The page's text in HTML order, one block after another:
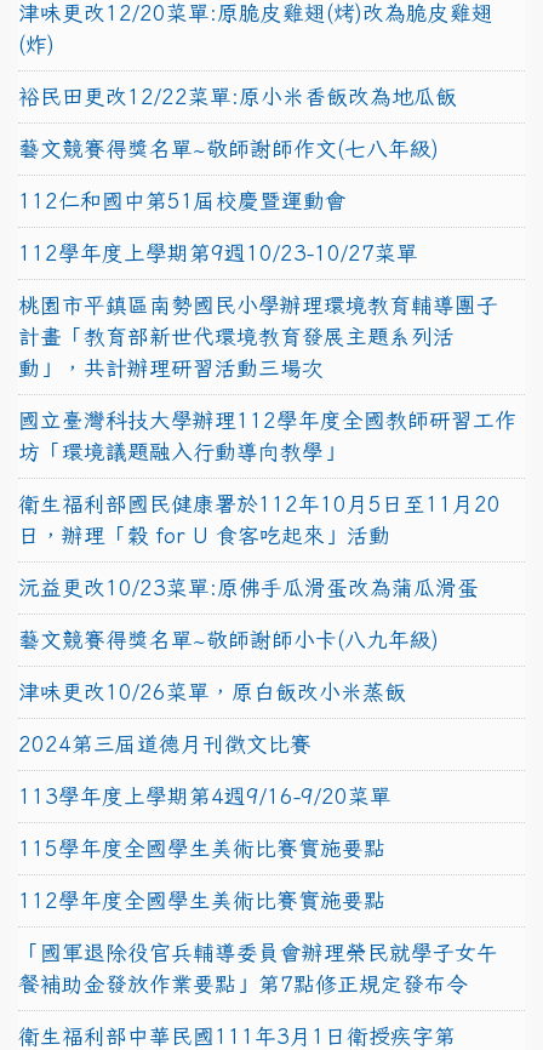
津味更改12/20菜單:原脆皮雞翅(烤)改為脆皮雞翅
(炸)
裕民田更改12/22菜單:原小米香飯改為地瓜飯
藝文競賽得獎名單~敬師謝師作文(七八年級)
112仁和國中第51屆校慶暨運動會
112學年度上學期第9週10/23-10/27菜單
桃園市平鎮區南勢國民小學辦理環境教育輔導團子
計畫「教育部新世代環境教育發展主題系列活
動」，共計辦理研習活動三場次
國立臺灣科技大學辦理112學年度全國教師研習工作
坊「環境議題融入行動導向教學」
衛生福利部國民健康署於112年10月5日至11月20
日，辦理「穀 for U 食客吃起來」活動
沅益更改10/23菜單:原佛手瓜滑蛋改為蒲瓜滑蛋
藝文競賽得獎名單~敬師謝師小卡(八九年級)
津味更改10/26菜單，原白飯改小米蒸飯
2024第三屆道德月刊徵文比賽
113學年度上學期第4週9/16-9/20菜單
115學年度全國學生美術比賽實施要點
112學年度全國學生美術比賽實施要點
「國軍退除役官兵輔導委員會辦理榮民就學子女午
餐補助金發放作業要點」第7點修正規定發布令
衛生福利部中華民國111年3月1日衛授疾字第